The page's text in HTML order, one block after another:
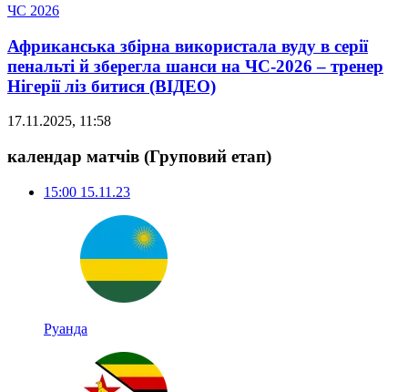
ЧС 2026
Африканська збірна використала вуду в серії
пенальті й зберегла шанси на ЧС-2026 – тренер
Нігерії ліз битися (ВІДЕО)
17.11.2025, 11:58
календар матчів (Груповий етап)
15:00 15.11.23
Руанда